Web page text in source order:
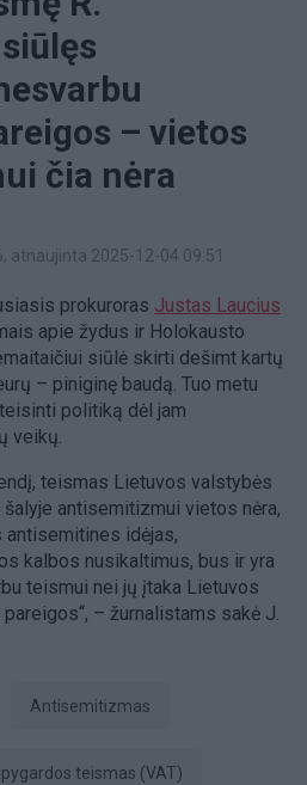
– vietos
čia nėra
, atnaujinta 2025-12-04 09:51
prokuroras Justas Laucius
apie žydus ir Holokausto
siūlė skirti dešimt kartų
– piniginę baudą. Tuo metu
politiką dėl jam
veikų.
teismas Lietuvos valstybės
antisemitizmui vietos nėra,
idėjas,
kalbos nusikaltimus, bus ir yra
teismui nei jų įtaka Lietuvos
– žurnalistams sakė J.
antisemitizmas
teismas (VAT)